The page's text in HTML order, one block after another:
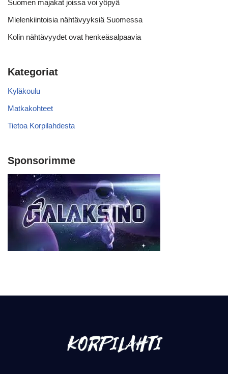
Suomen majakat joissa voi yöpyä
Mielenkiintoisia nähtävyyksiä Suomessa
Kolin nähtävyydet ovat henkeäsalpaavia
Kategoriat
Kyläkoulu
Matkakohteet
Tietoa Korpilahdesta
Sponsorimme